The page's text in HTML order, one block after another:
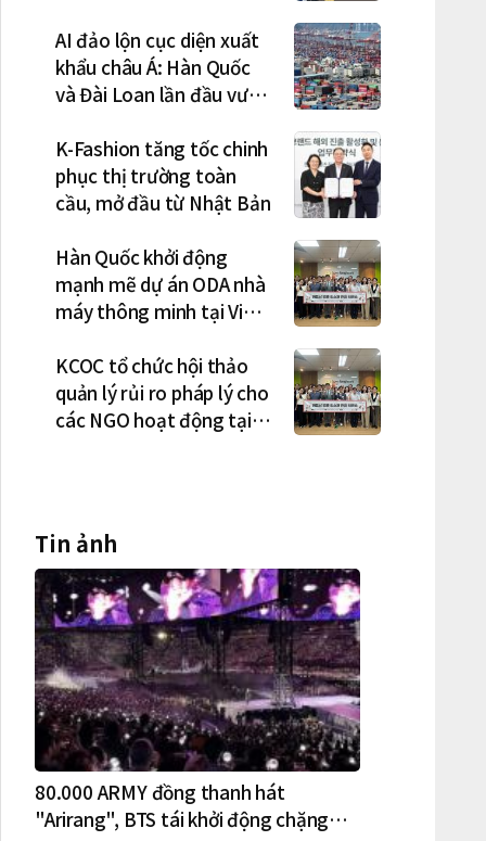
việc làm – định cư"
AI đảo lộn cục diện xuất
khẩu châu Á: Hàn Quốc
và Đài Loan lần đầu vượt
K-Fashion tăng tốc chinh
phục thị trường toàn
cầu, mở đầu từ Nhật Bản
Hàn Quốc khởi động
mạnh mẽ dự án ODA nhà
máy thông minh tại Việt
phối ở Hà Nội
KCOC tổ chức hội thảo
quản lý rủi ro pháp lý cho
các NGO hoạt động tại
Tin ảnh
80.000 ARMY đồng thanh hát
"Arirang", BTS tái khởi động chặng